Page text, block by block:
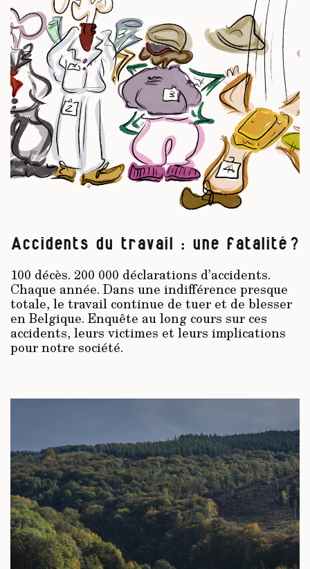
Accidents du travail : une fatalité ?
100 décès. 200 000 déclarations d’accidents.
Chaque année. Dans une indifférence presque
totale, le travail continue de tuer et de blesser
en Belgique. Enquête au long cours sur ces
accidents, leurs victimes et leurs implications
pour notre société.